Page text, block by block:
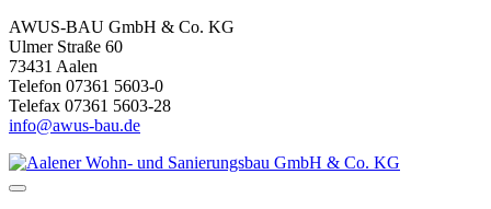
AWUS-BAU GmbH & Co. KG
Ulmer Straße 60
73431 Aalen
Telefon 07361 5603-0
Telefax 07361 5603-28
info@awus-bau.de